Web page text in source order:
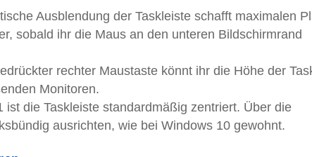
Ausblendung der Taskleiste schafft maximalen
sobald ihr die Maus an den unteren Bildschirmrand
rechter Maustaste könnt ihr die Höhe der
Monitoren.
ist die Taskleiste standardmäßig zentriert. Über die
ausrichten, wie bei Windows 10 gewohnt.